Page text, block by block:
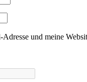
und meine